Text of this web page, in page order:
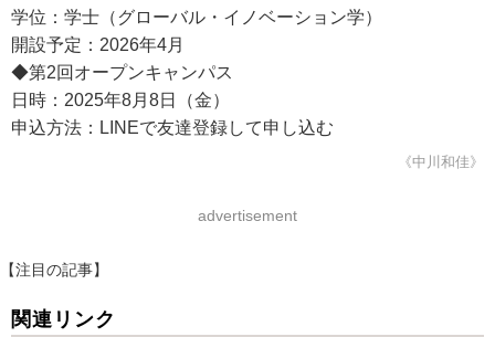
学位：学士（グローバル・イノベーション学）
開設予定：2026年4月
◆第2回オープンキャンパス
日時：2025年8月8日（金）
申込方法：LINEで友達登録して申し込む
《中川和佳》
advertisement
【注目の記事】
関連リンク